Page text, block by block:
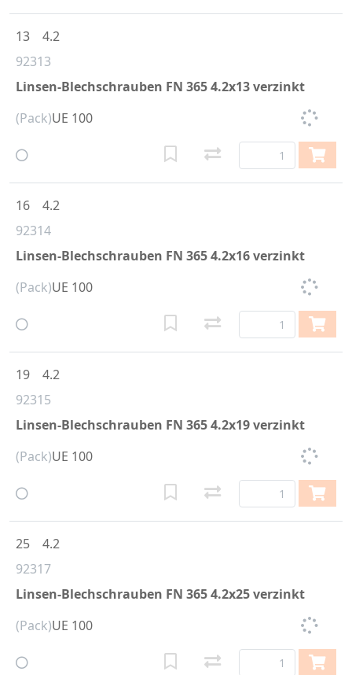
92313
Linsen-Blechschrauben FN 365 4.2x13 verzinkt
13 4.2
(Pack)UE 100
92314
Linsen-Blechschrauben FN 365 4.2x16 verzinkt
16 4.2
(Pack)UE 100
92315
Linsen-Blechschrauben FN 365 4.2x19 verzinkt
19 4.2
(Pack)UE 100
92317
Linsen-Blechschrauben FN 365 4.2x25 verzinkt
25 4.2
(Pack)UE 100